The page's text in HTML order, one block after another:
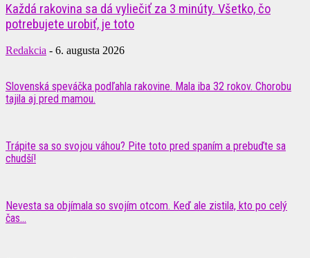
Každá rakovina sa dá vyliečiť za 3 minúty. Všetko, čo
potrebujete urobiť, je toto
Redakcia - 6. augusta 2026
Slovenská speváčka podľahla rakovine. Mala iba 32 rokov. Chorobu
tajila aj pred mamou.
Trápite sa so svojou váhou? Pite toto pred spaním a prebuďte sa
chudší!
Nevesta sa objímala so svojím otcom. Keď ale zistila, kto po celý
čas...